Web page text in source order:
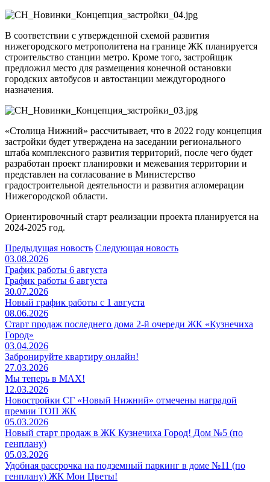
В соответствии с утвержденной схемой развития
нижегородского метрополитена на границе ЖК планируется
строительство станции метро. Кроме того, застройщик
предложил место для размещения конечной остановки
городских автобусов и автостанции междугородного
назначения.
«Столица Нижний» рассчитывает, что в 2022 году концепция
застройки будет утверждена на заседании регионального
штаба комплексного развития территорий, после чего будет
разработан проект планировки и межевания территории и
представлен на согласование в Министерство
градостроительной деятельности и развития агломерации
Нижегородской области.
Ориентировочный старт реализации проекта планируется на
2024-2025 год.
Предыдущая новость Следующая новость
03.08.2026
График работы 6 августа
График работы 6 августа
30.07.2026
Новый график работы с 1 августа
08.06.2026
Старт продаж последнего дома 2-й очереди ЖК «Кузнечиха
Город»
03.04.2026
Забронируйте квартиру онлайн!
27.03.2026
Мы теперь в MAX!
12.03.2026
Новостройки СГ «Новый Нижний» отмечены наградой
премии ТОП ЖК
05.03.2026
Новый старт продаж в ЖК Кузнечиха Город! Дом №5 (по
генплану)
05.03.2026
Удобная рассрочка на подземный паркинг в доме №11 (по
генплану) ЖК Мои Цветы!